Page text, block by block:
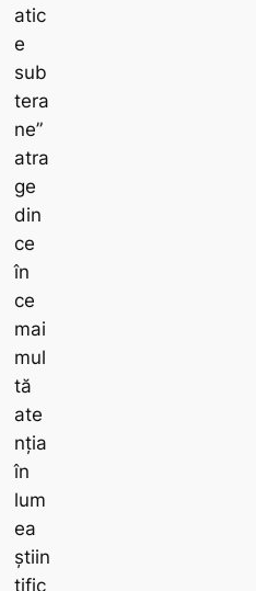
atic
e
sub
tera
ne”
atra
ge
din
ce
în
ce
mai
mul
tă
ate
nția
în
lum
ea
știin
țific